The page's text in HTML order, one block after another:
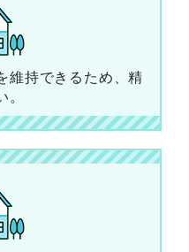
維持できるため、精
。